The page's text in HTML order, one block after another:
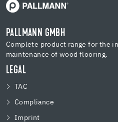
PALLMANN GMBH
Complete product range for the
maintenance of wood flooring.
LEGAL
TAC
Compliance
Imprint